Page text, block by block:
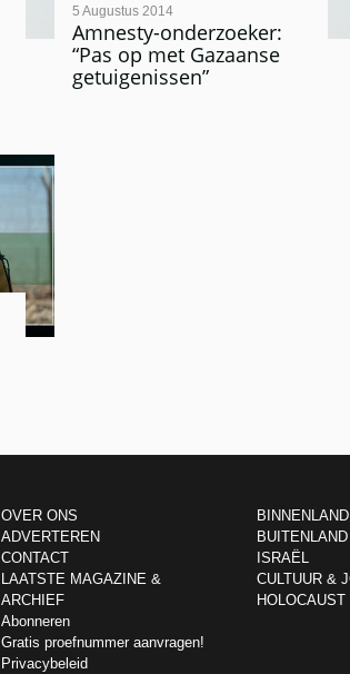
Amnesty-onderzoeker:
“Pas op met Gazaanse
getuigenissen”
5 Augustus 2014
OVER ONS
ADVERTEREN
CONTACT
LAATSTE MAGAZINE &
ARCHIEF
Abonneren
Gratis proefnummer aanvragen!
Privacybeleid
BINNENLAND
BUITENLAND
ISRAËL
CULTUUR &
HOLOCAUST